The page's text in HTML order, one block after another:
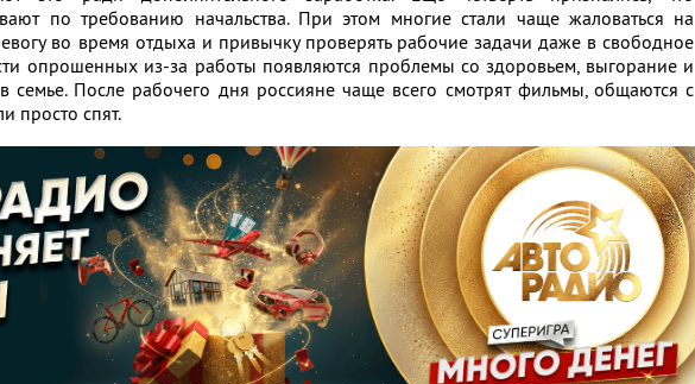
по требованию начальства. При этом многие стали чаще жаловаться на
во время отдыха и привычку проверять рабочие задачи даже в свободное
опрошенных из-за работы появляются проблемы со здоровьем, выгорание и
семье. После рабочего дня россияне чаще всего смотрят фильмы, общаются с
просто спят.